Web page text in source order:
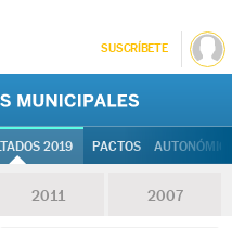
SUSCRÍBETE
2019 PACTOS
2011 2007